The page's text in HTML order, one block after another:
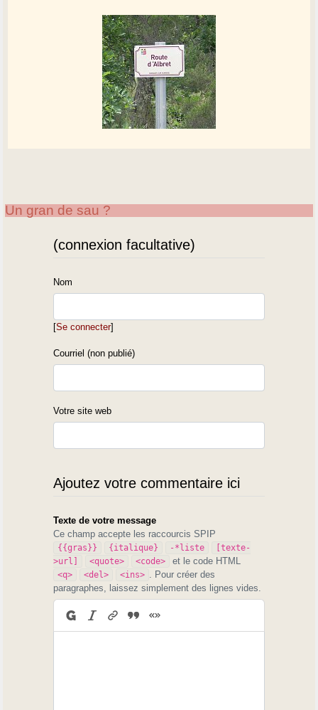
Un gran de sau ?
(connexion facultative)
Nom
[Se connecter]
Courriel (non publié)
Votre site web
Ajoutez votre commentaire ici
Texte de votre message
Ce champ accepte les raccourcis SPIP
{{gras}} {italique} -*liste
[texte-
>url]
<quote> <code> et le code HTML
<q> <del> <ins>
. Pour créer des
paragraphes, laissez simplement des lignes vides.